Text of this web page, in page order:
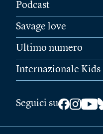
Podcast
Savage love
Ultimo numero
Internazionale Kids
Seguici su